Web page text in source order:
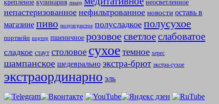
крепленое кулинария ликер неосветленное
непастеризованное нефильтрованное новости оставь в
магазине пиво полуигристое полусладкое полусухое
портвейн портер пшеничное розовое светлоеслабоватое
сладкое стаут столовое сухоетемное херес
шампанское шедеврально экстра-брют экстра-сухое
экстраординарно эль